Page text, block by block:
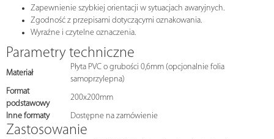
Zapewnienie szybkiej orientacji w sytuacjach awaryjnych.
Zgodność z przepisami dotyczącymi oznakowania.
Wyraźne i czytelne oznaczenia.
Parametry techniczne
Materiał
Płyta PVC o grubości 0,6mm (opcjonalnie folia
samoprzylepna)
Format
podstawowy
200x200mm
Inne formaty
Dostępne na zamówienie
Zastosowanie